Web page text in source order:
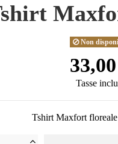
Non
Tasse
Tshirt Maxfort